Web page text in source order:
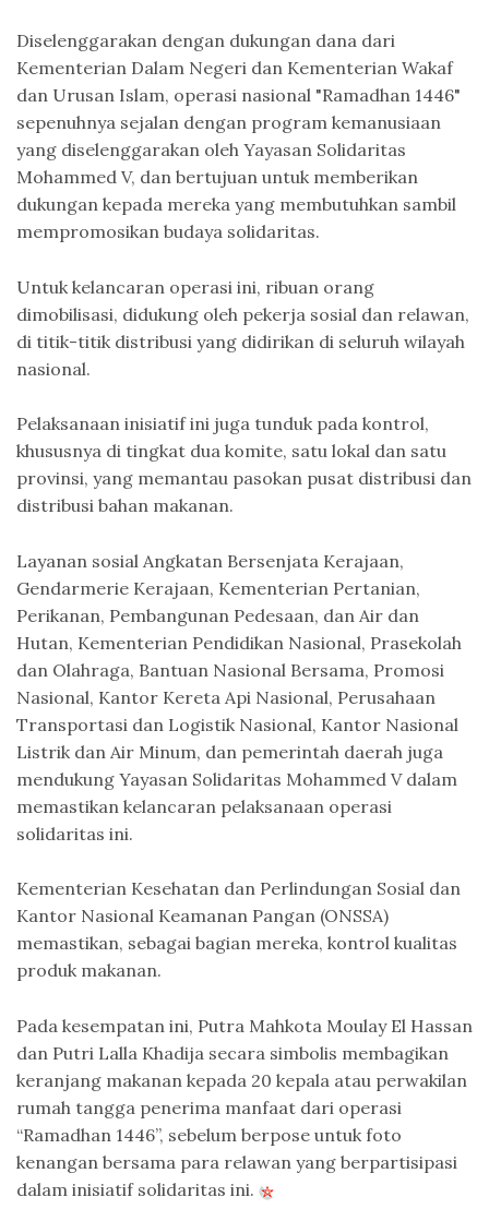
Diselenggarakan dengan dukungan dana dari
Kementerian Dalam Negeri dan Kementerian Wakaf
dan Urusan Islam, operasi nasional "Ramadhan 1446"
sepenuhnya sejalan dengan program kemanusiaan
yang diselenggarakan oleh Yayasan Solidaritas
Mohammed V, dan bertujuan untuk memberikan
dukungan kepada mereka yang membutuhkan sambil
mempromosikan budaya solidaritas.
Untuk kelancaran operasi ini, ribuan orang
dimobilisasi, didukung oleh pekerja sosial dan relawan,
di titik-titik distribusi yang didirikan di seluruh wilayah
nasional.
Pelaksanaan inisiatif ini juga tunduk pada kontrol,
khususnya di tingkat dua komite, satu lokal dan satu
provinsi, yang memantau pasokan pusat distribusi dan
distribusi bahan makanan.
Layanan sosial Angkatan Bersenjata Kerajaan,
Gendarmerie Kerajaan, Kementerian Pertanian,
Perikanan, Pembangunan Pedesaan, dan Air dan
Hutan, Kementerian Pendidikan Nasional, Prasekolah
dan Olahraga, Bantuan Nasional Bersama, Promosi
Nasional, Kantor Kereta Api Nasional, Perusahaan
Transportasi dan Logistik Nasional, Kantor Nasional
Listrik dan Air Minum, dan pemerintah daerah juga
mendukung Yayasan Solidaritas Mohammed V dalam
memastikan kelancaran pelaksanaan operasi
solidaritas ini.
Kementerian Kesehatan dan Perlindungan Sosial dan
Kantor Nasional Keamanan Pangan (ONSSA)
memastikan, sebagai bagian mereka, kontrol kualitas
produk makanan.
Pada kesempatan ini, Putra Mahkota Moulay El Hassan
dan Putri Lalla Khadija secara simbolis membagikan
keranjang makanan kepada 20 kepala atau perwakilan
rumah tangga penerima manfaat dari operasi
“Ramadhan 1446”, sebelum berpose untuk foto
kenangan bersama para relawan yang berpartisipasi
dalam inisiatif solidaritas ini.